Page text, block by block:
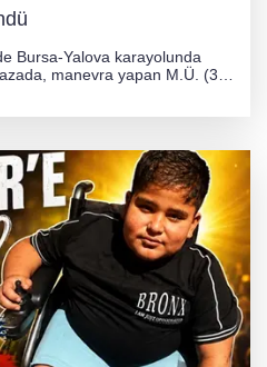
Bursa-Yalova karayolunda
manevra yapan M.Ü. (35)